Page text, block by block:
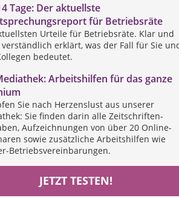
Tage: Der aktuellste
für Betriebsräte
Urteile für Betriebsräte. Klar und
erklärt, was der Fall für Sie
bedeutet.
Arbeitshilfen für das ganze
Sie nach Herzenslust aus unserer
Sie finden darin alle Zeitschriften-
Aufzeichnungen von über 20 Online-
sowie zusätzliche Arbeitshilfen wie
Betriebsvereinbarungen.
JETZT TESTEN!